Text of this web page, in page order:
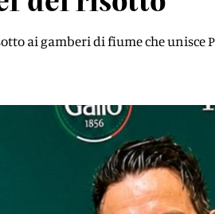
ai gamberi di fiume che